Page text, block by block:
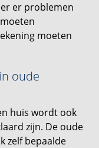
er problemen
moeten
oude
huis wordt ook
zijn. De oude
zelf bepaalde